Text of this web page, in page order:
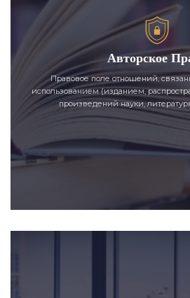
Авторское
Правовое поле отношений,
использованием (изданием,
произведений науки,